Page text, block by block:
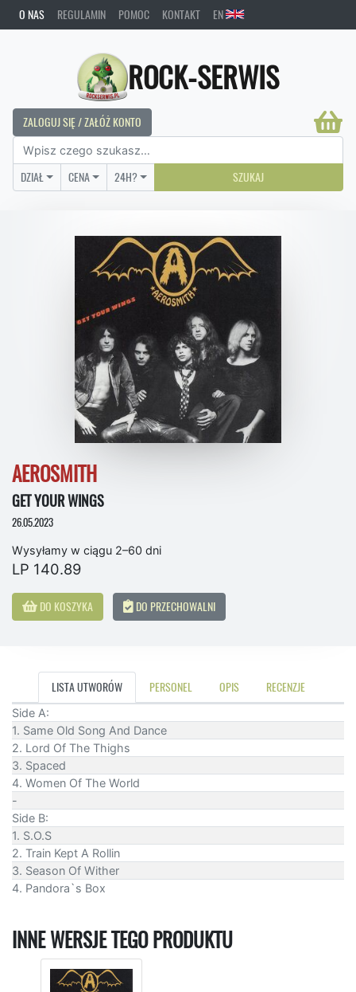
O NAS REGULAMIN POMOC KONTAKT EN
ROCK-SERWIS
ZALOGUJ SIĘ / ZAŁÓŻ KONTO
DZIAŁ CENA 24H? SZUKAJ
AEROSMITH
GET YOUR WINGS
26.05.2023
Wysyłamy w ciągu 2–60 dni
LP 140.89
DO KOSZYKA DO PRZECHOWALNI
LISTA UTWORÓW PERSONEL OPIS RECENZJE
Side A:
1. Same Old Song And Dance
2. Lord Of The Thighs
3. Spaced
4. Women Of The World
-
Side B:
1. S.O.S
2. Train Kept A Rollin
3. Season Of Wither
4. Pandora`s Box
INNE WERSJE TEGO PRODUKTU